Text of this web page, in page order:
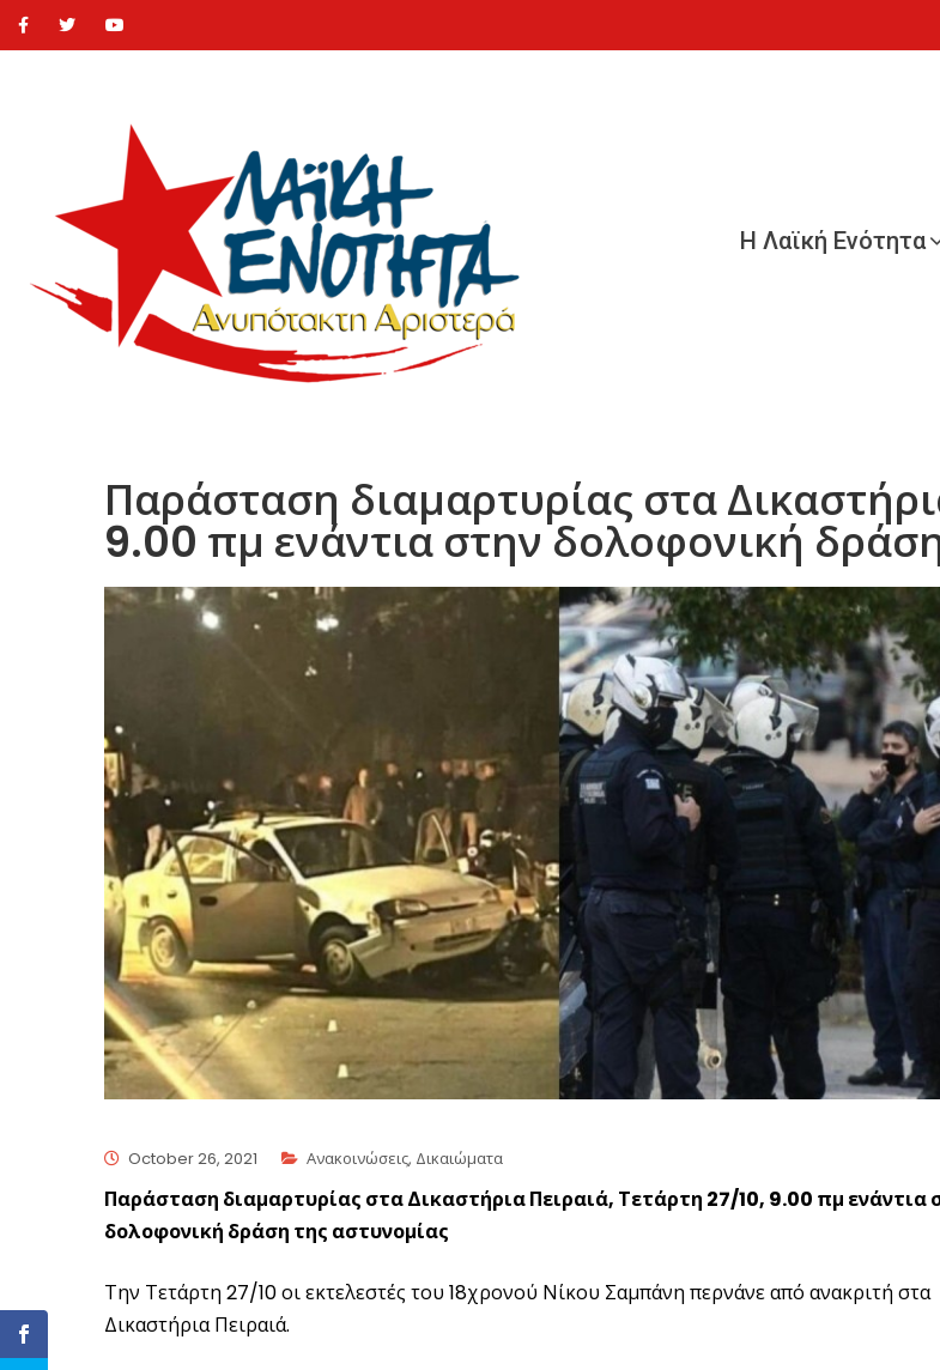
Η Λαϊκή Ενότητα
Παράσταση διαμαρτυρίας στα
9.00 πμ ενάντια στην δολοφονική
October 26, 2021 Ανακοινώσεις, Δικαιώματα
Παράσταση διαμαρτυρίας στα Δικαστήρια Πειραιά, Τετάρτη 27/10, 9.00 πμ ενάντια
δολοφονική δράση της αστυνομίας
Την Τετάρτη 27/10 οι εκτελεστές του 18χρονού Νίκου Σαμπάνη περνάνε από ανακριτή στα
Δικαστήρια Πειραιά.